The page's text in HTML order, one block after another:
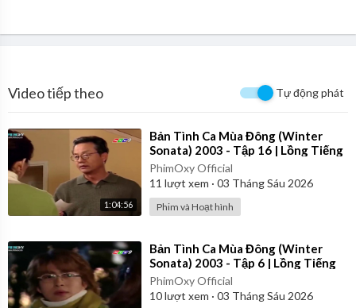
Video tiếp theo Tự động phát
1:04:56
⁣Bản Tình Ca Mùa Đông (Winter
Sonata) 2003 - Tập 16 | Lồng Tiếng
PhimOxy Official
11 lượt xem · 03 Tháng Sáu 2026
Phim và Hoạt hình
⁣Bản Tình Ca Mùa Đông (Winter
Sonata) 2003 - Tập 6 | Lồng Tiếng
PhimOxy Official
10lượt xem · 03 Tháng Sáu 2026